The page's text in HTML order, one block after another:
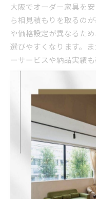
大阪でオーダー家具を
ら相見積もりを取るの
や価格設定が異なるた
選びやすくなります。
ーサービスや納品実績も
くれるかも重要なポイ
者を選ぶことで、長く
や周辺エリアには、シ
多いため、実際に見て
オーダー家具で叶
コストパフォーマンス
ーダーやパーツの組み